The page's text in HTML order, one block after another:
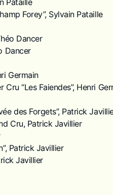
Pataille
Forey”, Sylvain Pataille
Dancer
Dancer
Germain
“Les Faiendes”, Henri
des Forgets”, Patrick
Cru, Patrick Javillier
Patrick Javillier
Javillier